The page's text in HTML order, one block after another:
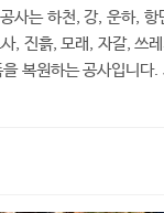
사는 하천, 강, 운하, 항
, 진흙, 모래, 자갈, 쓰
복원하는 공사입니다.